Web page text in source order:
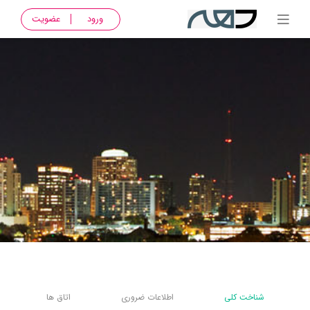
ورود عضویت
شناخت کلی اطلاعات ضروری اتاق ها